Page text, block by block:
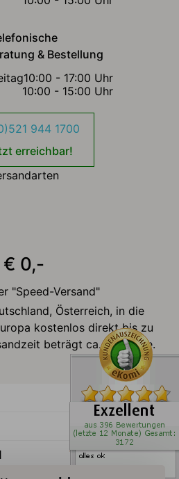
& Bestellung
10:00 - 17:00 Uhr
10:00 - 15:00 Uhr
944 1700
erreichbar!
€ 0,-
"Speed-Versand"
Österreich, in die
kostenlos direkt bis zu
beträgt ca. 2-3 Tage.